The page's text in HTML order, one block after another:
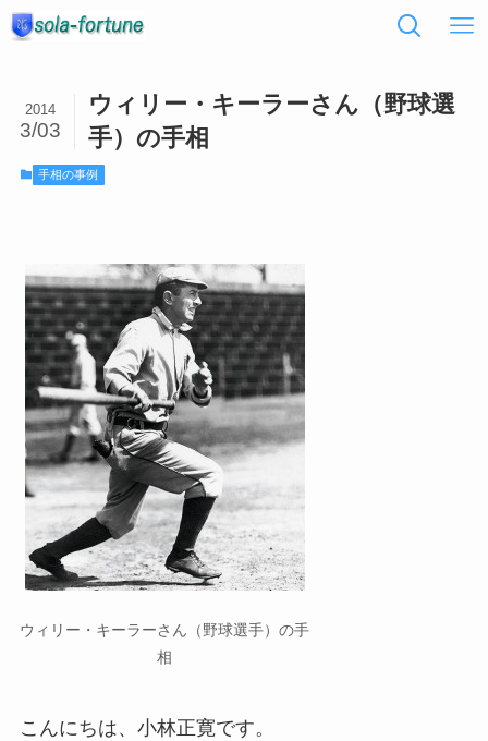
ウィリー・キーラーさん（野球選
手）の手相
2014
3/03
手相の事例
ウィリー・キーラーさん（野球選手）の手
相
こんにちは、小林正寛です。